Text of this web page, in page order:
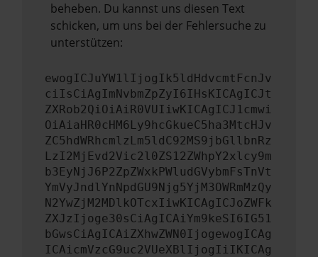
beheben. Du kannst uns diesen Text
schicken, um uns bei der Fehlersuche zu
unterstützen:
ewogICJuYW1lIjogIk5ldHdvcmtFcnJv
ciIsCiAgImNvbmZpZyI6IHsKICAgICJt
ZXRob2QiOiAiR0VUIiwKICAgICJ1cmwi
OiAiaHR0cHM6Ly9hcGkueC5ha3MtcHJv
ZC5hdWRhcmlzLm5ldC92MS9jbGllbnRz
LzI2MjEvd2Vic2l0ZS12ZWhpY2xlcy9m
b3EyNjJ6P2ZpZWxkPWludGVybmFsTnVt
YmVyJndlYnNpdGU9Njg5YjM3OWRmMzQy
N2YwZjM2MDlkOTcxIiwKICAgICJoZWFk
ZXJzIjoge30sCiAgICAiYm9keSI6IG51
bGwsCiAgICAiZXhwZWN0IjogewogICAg
ICAicmVzcG9uc2VUeXBlIjogIiIKICAg